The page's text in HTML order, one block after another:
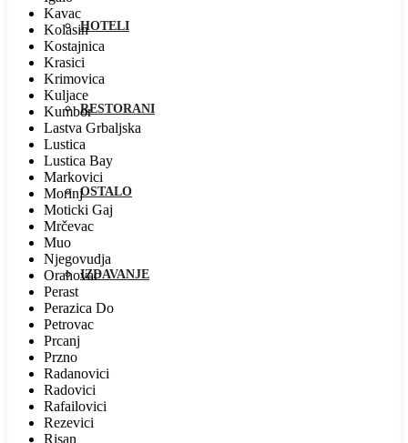
HOTELI
RESTORANI
OSTALO
IZDAVANJE
Kavac
Kolasin
Kostajnica
Krasici
Krimovica
Kuljace
Kumbor
Lastva Grbaljska
Lustica
Lustica Bay
Markovici
Morinj
Moticki Gaj
Mrčevac
Muo
Njegovudja
Orahovac
Perast
Perazica Do
Petrovac
Prcanj
Przno
Radanovici
Radovici
Rafailovici
Rezevici
Risan